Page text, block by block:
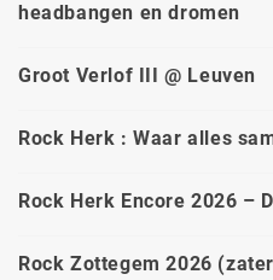
headbangen en dromen
Groot Verlof III @ Leuven
Rock Herk : Waar alles
Rock Herk Encore 2026 –
Rock Zottegem 2026